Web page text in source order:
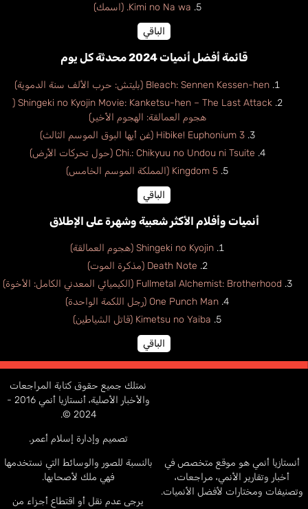
Kimi no Na wa. (اسمك)
الباقي
قائمة أفضل أنميات 2024 محدثة كل يوم
Bleach: Sennen Kessen-hen (بليتش: حرب الألف سنة الدموية)
Shingeki no Kyojin Movie: Kanketsu-hen – The Last Attack (
هجوم العمالقة: الهجوم الأخير)
Hibike! Euphonium 3 (غن أيها البوق الموسم الثالث)
Chi.: Chikyuu no Undou ni Tsuite (حول تحركات الأرض)
Kingdom 5 (المملكة الموسم الخامس)
الباقي
أنميات وأفلام الأكثر شعبية وشهرة على الإطلاق
Shingeki no Kyojin (هجوم العمالقة)
Death Note (مذكرة الموت)
Fullmetal Alchemist: Brotherhood (الكيميائي المعدني الكامل: الأخوة)
One Punch Man (رجل اللكمة الواحدة)
Kimetsu no Yaiba (قاتل الشياطين)
الباقي
أنستازيا أنمي هو موقع متخصص في
أخبار وتقارير الأنمي، مراجعات،
وتصنيفات ومختارات لأفضل الأنميات.
نمتلك جميع حقوق كتابة المراجعات
والأخبار الأصلية، أنستازيا أنمي 2016 -
2024 ©.
تصميم وإدارة إسلام أعمر.
بالنسبة للصور والوسائط التي نستخدمها
فهي ملك لأصحابها.
يرجى عدم نقل أو اقتطاع أجزاء من